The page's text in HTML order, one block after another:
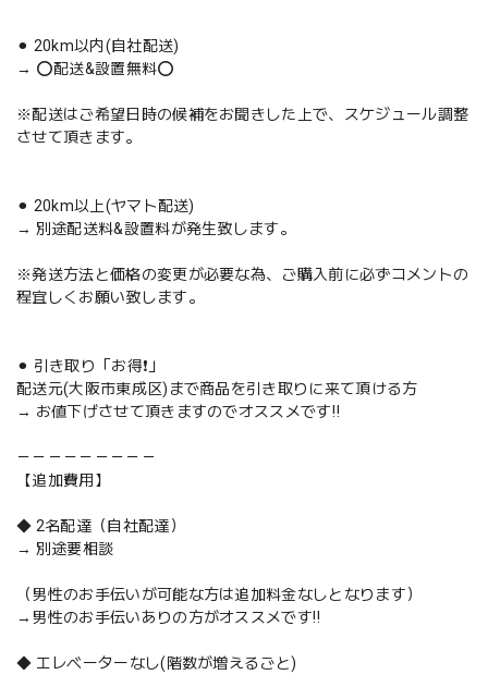
⚫︎ 20km以内(自社配送)
→ ⭕️配送&設置無料⭕️
※配送はご希望日時の候補をお聞きした上で、スケジュール調整
させて頂きます。
⚫︎ 20km以上(ヤマト配送)
→ 別途配送料&設置料が発生致します。
※発送方法と価格の変更が必要な為、ご購入前に必ずコメントの
程宜しくお願い致します。
⚫︎ 引き取り「お得❗️」
配送元(大阪市東成区)まで商品を引き取りに来て頂ける方
→ お値下げさせて頂きますのでオススメです‼️
－－－－－－－－－
【追加費用】
◆ 2名配達（自社配達）
→ 別途要相談
（男性のお手伝いが可能な方は追加料金なしとなります）
→男性のお手伝いありの方がオススメです‼️
◆ エレベーターなし(階数が増えるごと)